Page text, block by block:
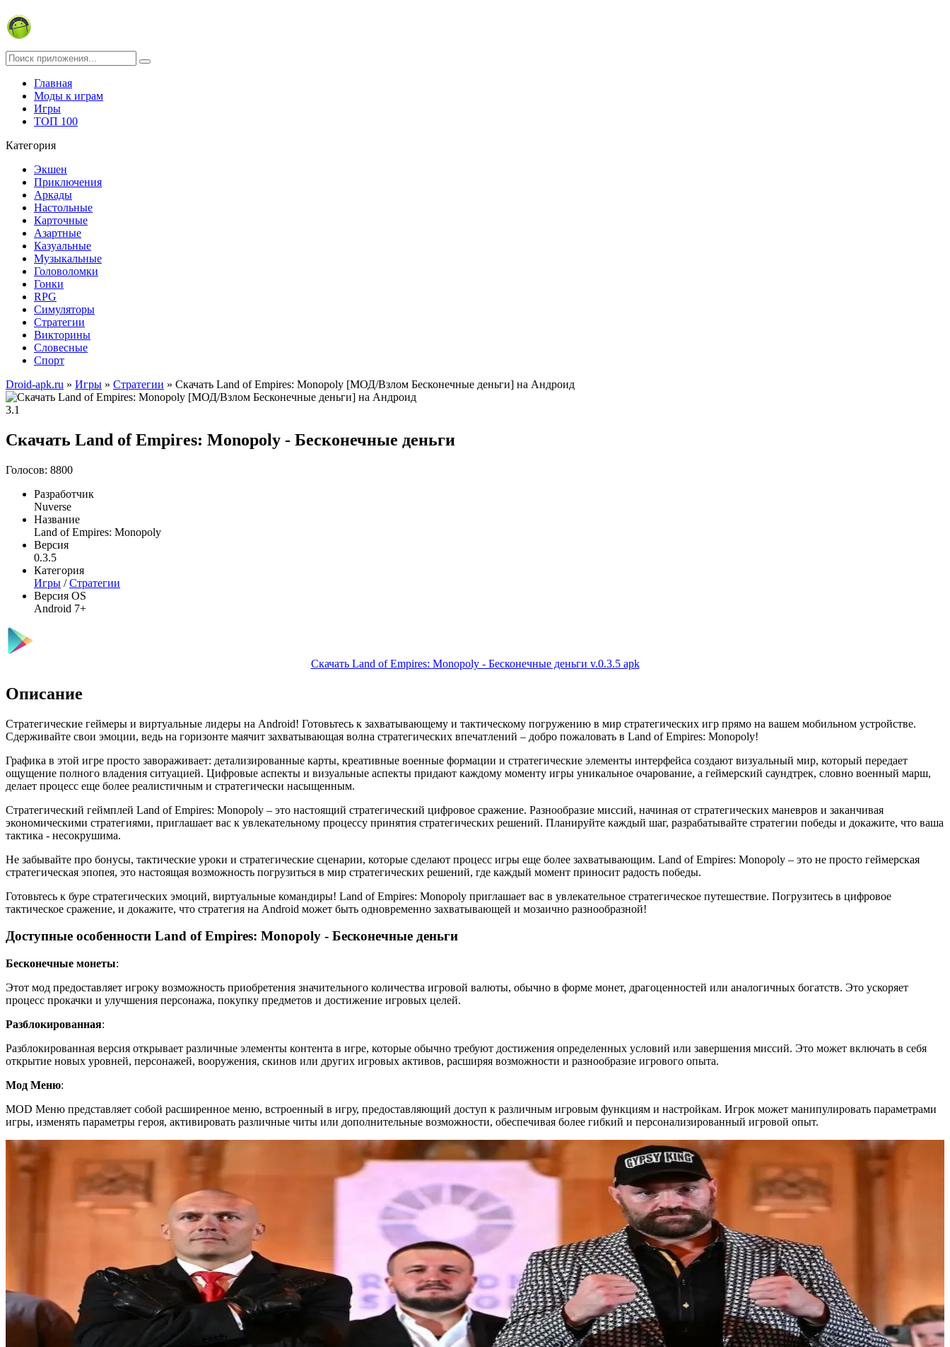
Главная
Моды к играм
Игры
ТОП 100
Категория
Экшен
Приключения
Аркады
Настольные
Карточные
Азартные
Казуальные
Музыкальные
Головоломки
Гонки
RPG
Симуляторы
Стратегии
Викторины
Словесные
Спорт
Droid-apk.ru » Игры » Стратегии » Скачать Land of Empires: Monopoly [МОД/Взлом Бесконечные деньги] на Андроид
3.1
Скачать Land of Empires: Monopoly - Бесконечные деньги
Голосов: 8800
Разработчик
Nuverse
Название
Land of Empires: Monopoly
Версия
0.3.5
Категория
Игры /Стратегии
Версия OS
Android 7+
Скачать Land of Empires: Monopoly - Бесконечные деньги v.0.3.5 apk
Описание
Стратегические геймеры и виртуальные лидеры на Android! Готовьтесь к захватывающему и тактическому погружению в мир стратегических игр прямо на вашем мобильном устройстве.
Сдерживайте свои эмоции, ведь на горизонте маячит захватывающая волна стратегических впечатлений – добро пожаловать в Land of Empires: Monopoly!
Графика в этой игре просто завораживает: детализированные карты, креативные военные формации и стратегические элементы интерфейса создают визуальный мир, который передает
ощущение полного владения ситуацией. Цифровые аспекты и визуальные аспекты придают каждому моменту игры уникальное очарование, а геймерский саундтрек, словно военный марш,
делает процесс еще более реалистичным и стратегически насыщенным.
Стратегический геймплей Land of Empires: Monopoly – это настоящий стратегический цифровое сражение. Разнообразие миссий, начиная от стратегических маневров и заканчивая
экономическими стратегиями, приглашает вас к увлекательному процессу принятия стратегических решений. Планируйте каждый шаг, разрабатывайте стратегии победы и докажите, что ваша
тактика - несокрушима.
Не забывайте про бонусы, тактические уроки и стратегические сценарии, которые сделают процесс игры еще более захватывающим. Land of Empires: Monopoly – это не просто геймерская
стратегическая эпопея, это настоящая возможность погрузиться в мир стратегических решений, где каждый момент приносит радость победы.
Готовьтесь к буре стратегических эмоций, виртуальные командиры! Land of Empires: Monopoly приглашает вас в увлекательное стратегическое путешествие. Погрузитесь в цифровое
тактическое сражение, и докажите, что стратегия на Android может быть одновременно захватывающей и мозаично разнообразной!
Доступные особенности Land of Empires: Monopoly - Бесконечные деньги
Бесконечные монеты:
Этот мод предоставляет игроку возможность приобретения значительного количества игровой валюты, обычно в форме монет, драгоценностей или аналогичных богатств. Это ускоряет
процесс прокачки и улучшения персонажа, покупку предметов и достижение игровых целей.
Разблокированная:
Разблокированная версия открывает различные элементы контента в игре, которые обычно требуют достижения определенных условий или завершения миссий. Это может включать в себя
открытие новых уровней, персонажей, вооружения, скинов или других игровых активов, расширяя возможности и разнообразие игрового опыта.
Мод Меню:
MOD Меню представляет собой расширенное меню, встроенный в игру, предоставляющий доступ к различным игровым функциям и настройкам. Игрок может манипулировать параметрами
игры, изменять параметры героя, активировать различные читы или дополнительные возможности, обеспечивая более гибкий и персонализированный игровой опыт.